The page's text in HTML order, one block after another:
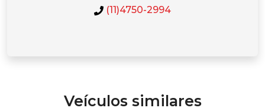
(11)4750-2994
Veículos similares